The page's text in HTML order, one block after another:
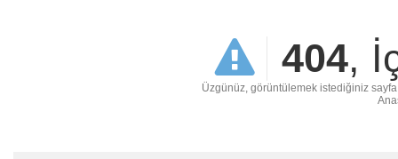
404,
Üzgünüz, görüntülemek istediğiniz